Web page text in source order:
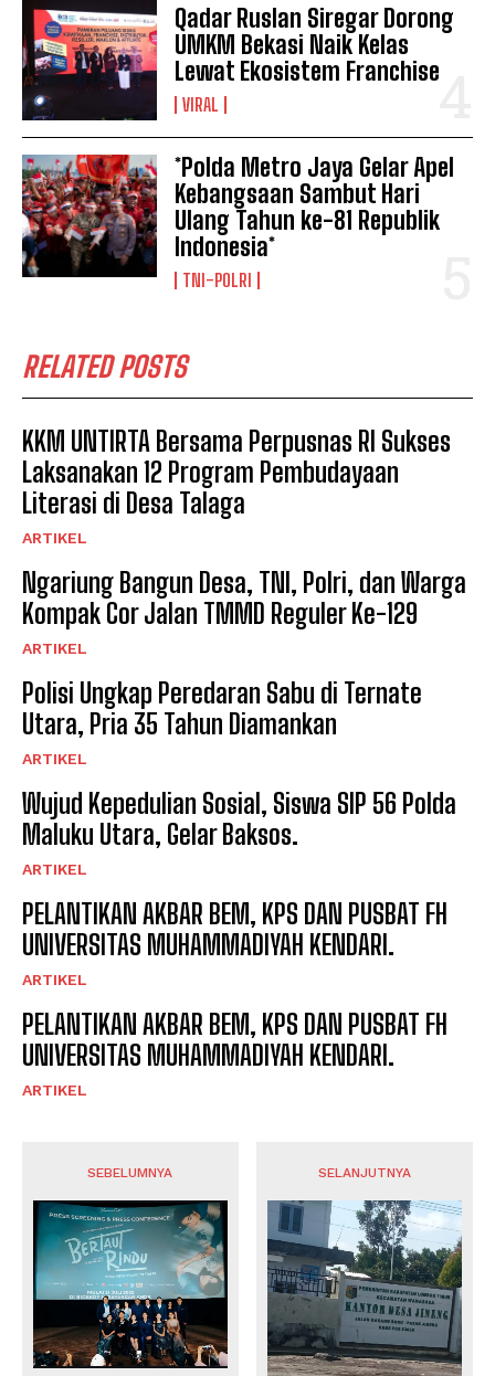
Qadar Ruslan Siregar Dorong
UMKM Bekasi Naik Kelas
Lewat Ekosistem Franchise
VIRAL
*Polda Metro Jaya Gelar Apel
Kebangsaan Sambut Hari
Ulang Tahun ke-81 Republik
Indonesia*
TNI-POLRI
RELATED POSTS
KKM UNTIRTA Bersama Perpusnas RI Sukses
Laksanakan 12 Program Pembudayaan
Literasi di Desa Talaga
ARTIKEL
Ngariung Bangun Desa, TNI, Polri, dan Warga
Kompak Cor Jalan TMMD Reguler Ke-129
ARTIKEL
Polisi Ungkap Peredaran Sabu di Ternate
Utara, Pria 35 Tahun Diamankan
ARTIKEL
Wujud Kepedulian Sosial, Siswa SIP 56 Polda
Maluku Utara, Gelar Baksos.
ARTIKEL
PELANTIKAN AKBAR BEM, KPS DAN PUSBAT FH
UNIVERSITAS MUHAMMADIYAH KENDARI.
ARTIKEL
PELANTIKAN AKBAR BEM, KPS DAN PUSBAT FH
UNIVERSITAS MUHAMMADIYAH KENDARI.
ARTIKEL
SEBELUMNYA SELANJUTNYA